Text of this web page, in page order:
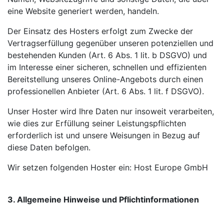
eine Website generiert werden, handeln.
Der Einsatz des Hosters erfolgt zum Zwecke der
Vertragserfüllung gegenüber unseren potenziellen und
bestehenden Kunden (Art. 6 Abs. 1 lit. b DSGVO) und
im Interesse einer sicheren, schnellen und effizienten
Bereitstellung unseres Online-Angebots durch einen
professionellen Anbieter (Art. 6 Abs. 1 lit. f DSGVO).
Unser Hoster wird Ihre Daten nur insoweit verarbeiten,
wie dies zur Erfüllung seiner Leistungspflichten
erforderlich ist und unsere Weisungen in Bezug auf
diese Daten befolgen.
Wir setzen folgenden Hoster ein: Host Europe GmbH
3. Allgemeine Hinweise und Pflichtinformationen